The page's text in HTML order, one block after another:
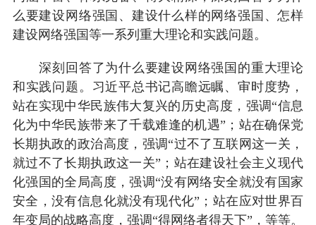
么要建设网络强国、建设什么样的网络强国、怎样
建设网络强国等一系列重大理论和实践问题。
深刻回答了为什么要建设网络强国的重大理论
和实践问题。习近平总书记高瞻远瞩、审时度势，
站在实现中华民族伟大复兴的历史高度，强调“信息
化为中华民族带来了千载难逢的机遇”；站在确保党
长期执政的政治高度，强调“过不了互联网这一关，
就过不了长期执政这一关”；站在建设社会主义现代
化强国的全局高度，强调“没有网络安全就没有国家
安全，没有信息化就没有现代化”；站在应对世界百
年变局的战略高度，强调“得网络者得天下”，等等。